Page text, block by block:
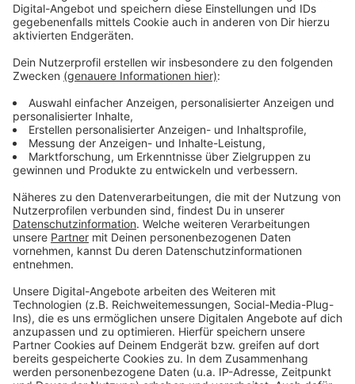
gestreikt
Das Unternehmen erwartet keine Auswirkungen für die
Kunden. Bei Amazon wird schon seit Jahren regelmäßig
gestreikt, vor allem an Aktionstagen oder im großen
Weihnachtsgeschäft. Das Unternehmen selbst zeigt
sich davon bisher immer unbeeindruckt. Es betont,
dass die Beschäftigten faire Löhne erhalten - auch
ohne Tarifvertrag.
Anzeige